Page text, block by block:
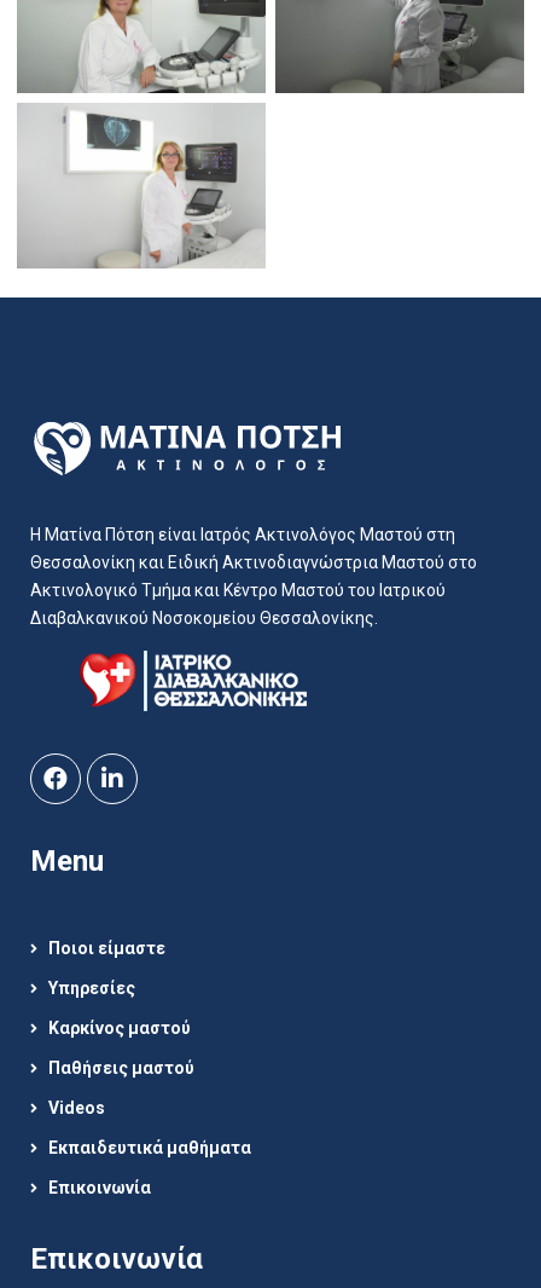
Η Ματίνα Πότση είναι Ιατρός Ακτινολόγος Μαστού στη
Θεσσαλονίκη και Ειδική Ακτινοδιαγνώστρια Μαστού στο
Ακτινολογικό Τμήμα και Κέντρο Μαστού του Ιατρικού
Διαβαλκανικού Νοσοκομείου Θεσσαλονίκης.
Menu
Ποιοι είμαστε
Υπηρεσίες
Καρκίνος μαστού
Παθήσεις μαστού
Videos
Εκπαιδευτικά μαθήματα
Επικοινωνία
Επικοινωνία